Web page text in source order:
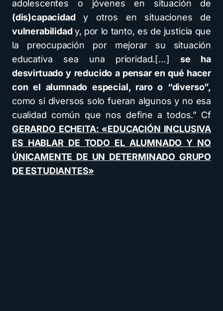
adolescentes o jóvenes en situación de
(dis)capacidady otros en situaciones de
vulnerabilidady, por lo tanto, es de justicia que
la preocupación por mejorar su situación
educativa sea una prioridad.[…]se ha
desvirtuado y reducido a pensar en qué hacer
con el alumnado especial, raro o “diverso”,
como si diversos solo fueran algunos y no esa
cualidad común que nos define a todos.” Cf
GERARDO ECHEITA: «EDUCACIÓN INCLUSIVA
ES HABLAR DE TODO EL ALUMNADO Y NO
ÚNICAMENTE DE UN DETERMINADO GRUPO
DE ESTUDIANTES»